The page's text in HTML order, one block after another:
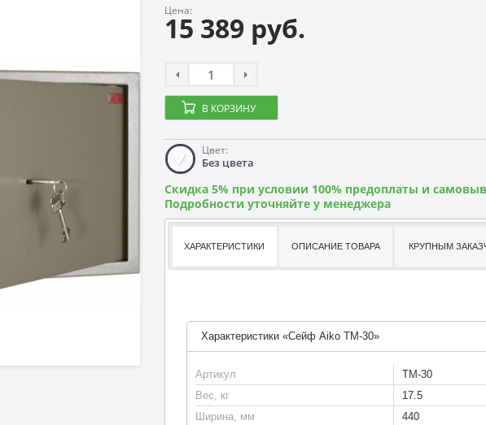
Цена:
15 389 руб.
В КОРЗИНУ
Цвет:
Без цвета
Скидка 5% при условии 100% предоплаты и
Подробности уточняйте у менеджера
ХАРАКТЕРИСТИКИ ОПИСАНИЕ ТОВАРА КРУПНЫМ
Характеристики «Сейф Aiko TM-30»
Артикул
TM-30
Вес, кг
17.5
Ширина, мм
440